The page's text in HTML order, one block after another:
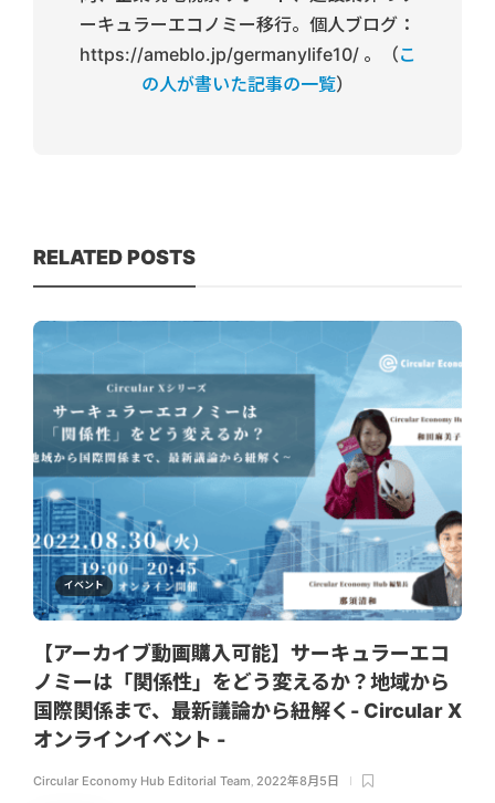
ーキュラーエコノミー移行。個人ブログ：
https://ameblo.jp/germanylife10/ 。（こ
の人が書いた記事の一覧）
RELATED POSTS
イベント
【アーカイブ動画購入可能】サーキュラーエコ
ノミーは「関係性」をどう変えるか？地域から
国際関係まで、最新議論から紐解く- Circular X
オンラインイベント -
Circular Economy Hub Editorial Team, 2022年8月5日